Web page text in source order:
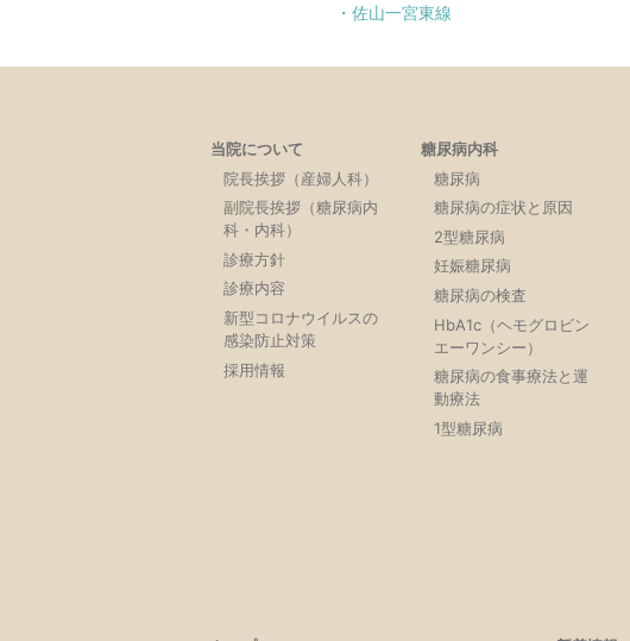
・佐山一宮東線
当院について
院長挨拶（産婦人科）
副院長挨拶（糖尿病内
科・内科）
診療方針
診療内容
新型コロナウイルスの
感染防止対策
採用情報
糖尿病内科
糖尿病
糖尿病の症状と原因
2型糖尿病
妊娠糖尿病
糖尿病の検査
HbA1c（ヘモグロビン
エーワンシー）
糖尿病の食事療法と運
動療法
1型糖尿病